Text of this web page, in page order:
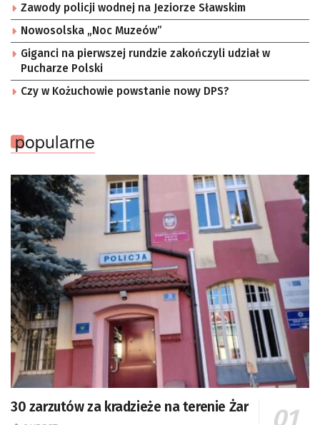
Zawody policji wodnej na Jeziorze Sławskim
Nowosolska „Noc Muzeów”
Giganci na pierwszej rundzie zakończyli udział w
Pucharze Polski
Czy w Kożuchowie powstanie nowy DPS?
popularne
30 zarzutów za kradzieże na terenie Żar